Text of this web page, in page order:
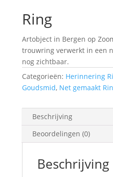
Ring
Artobject in Bergen op
trouwring verwerkt in een
nog zichtbaar.
Categorieën: Herinnering
Goudsmid, Net gemaakt
Beschrijving
Beoordelingen (0)
Beschrijving